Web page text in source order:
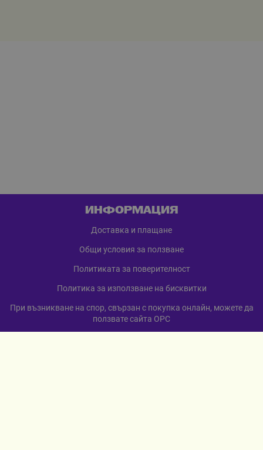
ИНФОРМАЦИЯ
Доставка и плащане
Общи условия за ползване
Политиката за поверителност
Политика за използване на бисквитки
При възникване на спор, свързан с покупка онлайн, можете да
ползвате сайта ОРС